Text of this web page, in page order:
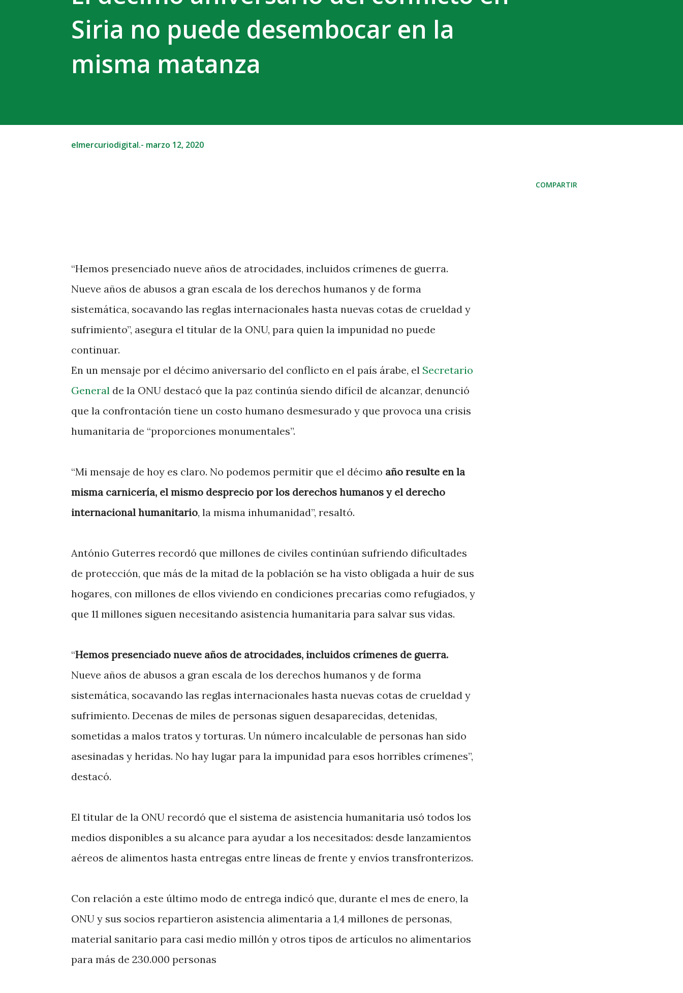
Siria no puede desembocar en la
misma matanza
elmercuriodigital.- marzo 12, 2020
“Hemos presenciado nueve años de atrocidades, incluidos crímenes de guerra.
Nueve años de abusos a gran escala de los derechos humanos y de forma
sistemática, socavando las reglas internacionales hasta nuevas cotas de crueldad y
sufrimiento”, asegura el titular de la ONU, para quien la impunidad no puede
continuar.
En un mensaje por el décimo aniversario del conflicto en el país árabe, el Secretario
General de la ONU destacó que la paz continúa siendo difícil de alcanzar, denunció
que la confrontación tiene un costo humano desmesurado y que provoca una crisis
humanitaria de “proporciones monumentales”.
“Mi mensaje de hoy es claro. No podemos permitir que el décimo año resulte en la
misma carnicería, el mismo desprecio por los derechos humanos y el derecho
internacional humanitario, la misma inhumanidad”, resaltó.
António Guterres recordó que millones de civiles continúan sufriendo dificultades
de protección, que más de la mitad de la población se ha visto obligada a huir de sus
hogares, con millones de ellos viviendo en condiciones precarias como refugiados, y
que 11 millones siguen necesitando asistencia humanitaria para salvar sus vidas.
“Hemos presenciado nueve años de atrocidades, incluidos crímenes de guerra.
Nueve años de abusos a gran escala de los derechos humanos y de forma
sistemática, socavando las reglas internacionales hasta nuevas cotas de crueldad y
sufrimiento. Decenas de miles de personas siguen desaparecidas, detenidas,
sometidas a malos tratos y torturas. Un número incalculable de personas han sido
asesinadas y heridas. No hay lugar para la impunidad para esos horribles crímenes”,
destacó.
El titular de la ONU recordó que el sistema de asistencia humanitaria usó todos los
medios disponibles a su alcance para ayudar a los necesitados: desde lanzamientos
aéreos de alimentos hasta entregas entre líneas de frente y envíos transfronterizos.
Con relación a este último modo de entrega indicó que, durante el mes de enero, la
ONU y sus socios repartieron asistencia alimentaria a 1,4 millones de personas,
material sanitario para casi medio millón y otros tipos de artículos no alimentarios
para más de 230.000 personas
COMPARTIR